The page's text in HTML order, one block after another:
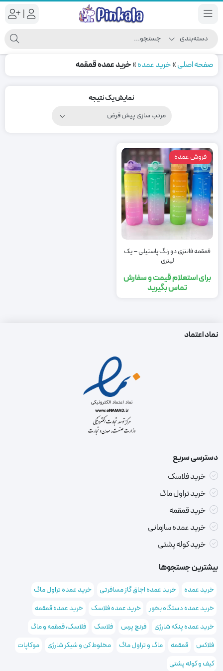
|
صفحه اصلی»خرید عمده»خرید عمده قمقمه
نمایش یک نتیجه
فروش عمده
قمقمه فانتزی دو رنگ پاستیلی – یک
لیتری
برای استعلام قیمت و سفارش
تماس بگیرید
نماد اعتماد
دسترسی سریع
خرید فلاسک
خرید تراول ماگ
خرید قمقمه
خرید عمده سازمانی
خرید کوله پشتی
بیشترین جستجوها
خرید عمده خرید عمده اجاق گاز مسافرتی
خرید عمده تراول ماگ
خرید عمده دستگاه بخور
خرید عمده فلاسک
خرید عمده قمقمه
خرید عمده پنکه شارژی
فرنچ پرس فلاسک
فلاسک، قمقمه و ماگ
فلاکس
قمقمه ماگ و تراول ماگ مخلوط کن و شیکر شارژی
موکاپات
کیف و کوله پشتی